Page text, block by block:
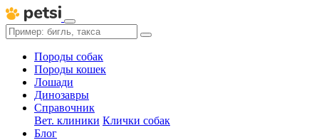
Породы собак
Породы кошек
Лошади
Динозавры
Справочник
Вет. клиники Клички собак
Блог